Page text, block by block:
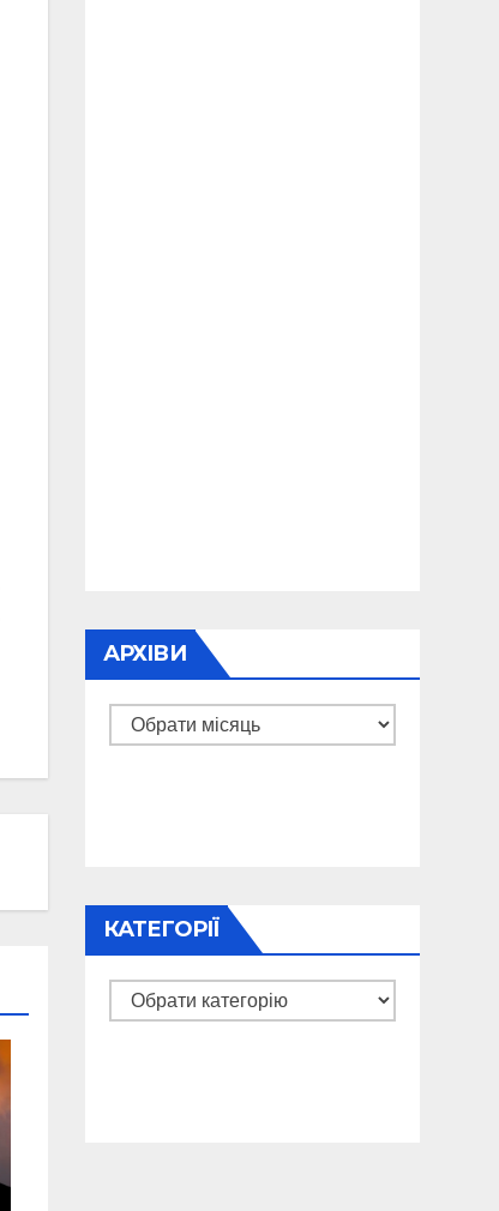
АРХІВИ
Архіви
КАТЕГОРІЇ
Категорії